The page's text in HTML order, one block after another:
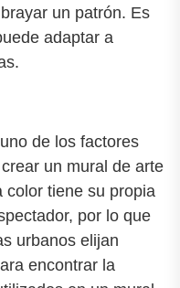
un patrón. Es
adaptar a
de los factores
un mural de arte
color tiene su propia
por lo que
urbanos elijan
encontrar la